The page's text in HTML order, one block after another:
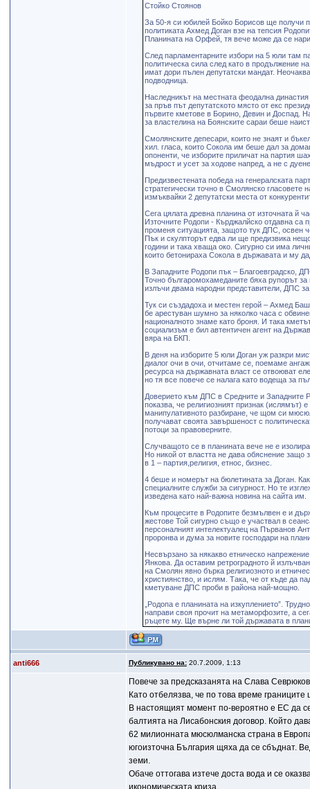
Стойко Стоянов
За 50-я си юбилей Бойко Борисов ще получи
политиката Ахмед Доган взе на тепсия
Планината на Орфей, тя вече може да се
След парламентарните избори на 5 юли там
политическа сила след като в продължение
имат дори пълен депутатски мандат.
подводница.
Наследникът на местната феодална
за пръв път депутатското място от екс
първите кметове в Борино, Девин и Доспад.
за властелина на Боянските сараи беше
Смолянските депесари, които не знаят и
хил. гласа, които Сокола им беше дал за
опоненти, че изборите приличат на партия
мъдрост и усет за ходове напред, а не с
Предизвестената победа на генералската
стратегически точно в Смолянско
измъквайки 2 депутатски места от
Сега цялата древна планина от източната й
Източните Родопи - Кърджалйско отдавна са
променя ситуацията, защото тук ДПС, освен
Пък и скулпторът едва ли ще предизвика
години и така хваща око. Сигурно си има
които бетонираха Сокола в държавата и му
В Западните Родопи пък – Благоевградско,
Точно българомохамеданите бяха рупорът
излъчи двама народни представители, ДПС
Тук си създадоха и местен герой – Ахмед
бе арестуван шумно за няколко часа с
националното знаме като броня. И така
социализъм е бил автентичен агент на
вяра на БКП.
В деня на изборите 5 юли Доган уж разкри
диалог очи в очи, отчитаме се, поемаме
ресурса на държавната власт се отвоюват
но тя все повече се налага като водеща за
Доверието към ДПС в Средните и Западните
показва, че религиозният признак (ислямът)
манипулативното разбиране, че щом си
получават своята завършеност с
потоци за правоверните.
Случващото се в планината вече не е
Но никой от властта не дава обяснение защо
в 1 – партия,религия, етнос, бизнес.
4 беше и номерът на бюлетината за Доган.
специалните служби за сигурност. Но те
изведена като най-важна новина на сайта им.
Към процесите в Родопите безмълвен е и
жестове Той сигурно също е участвал в
персоналният интелектуалец на Първанов
проронва и дума за новите господари на
Несвързано за някакво етническо
Янкова. Да оставим ретроградното й
на Смолян явно бърка религиозното и
християнство, и ислям. Така, че от къде да
кметуване ДПС проби в района най-мощно.
„Родопа е планината на изкуплението”.
направи своя прочит на метаморфозите, а
ръцете му. Ще върне ли той държавата в
anti666 Публикувано на:20.7.2009, 1:13
Повече за предсказанята на Слава
Като отбелязва, че по това време
В настоящият момент по-вероятно е ЕС да
балтията на Лисабонския договор. Който
62 милионната мюсюлманска страна в
югоизточна България щяха да се сбъднат.
земи.
Обаче оттогава изтече доста вода и се
икономическата криза.